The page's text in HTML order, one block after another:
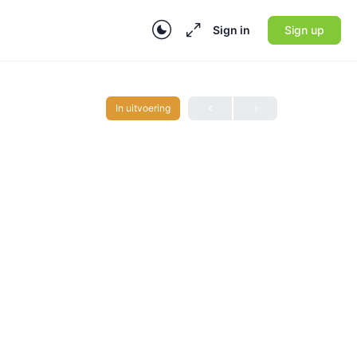
Sign in Sign up
In uitvoering